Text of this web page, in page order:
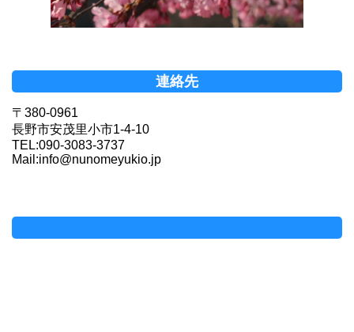
連絡先
〒380-0961
長野市安茂里小市1-4-10
TEL:090-3083-3737
Mail:info@nunomeyukio.jp